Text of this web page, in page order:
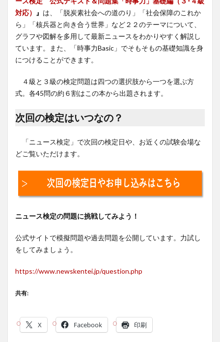
対応）
』 は、「脱炭素社会への道のり」「社会保障のこれか
ら」「核兵器と向き合う世界」など２２のテーマについて、
グラフや図解を多用して最新ニュースをわかりやすく解説し
ています。また、「時事力Basic」でそもそもの基礎知識を身
につけることができます。
４級と３級の検定問題は四つの選択肢から一つを選ぶ方
式。各45問の約６割はこの本から出題されます。
次回の検定はいつなの？
「ニュース検定」で次回の検定日や、お近くの試験会場な
どご覧いただけます。
ニュース検定の問題に挑戦してみよう！
公式サイトで模擬問題や過去問題を公開しています。力試し
をしてみましょう。
https://www.newskentei.jp/question.php
共有:
X Facebook 印刷